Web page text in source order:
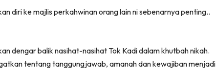
diri ke majlis perkahwinan orang lain ni sebenarnya penting..
dengar balik nasihat-nasihat Tok Kadi dalam khutbah nikah.
tentang tanggungjawab, amanah dan kewajiban menjadi